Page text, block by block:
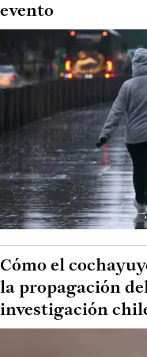
evento
Cómo el
la propagación
investigación